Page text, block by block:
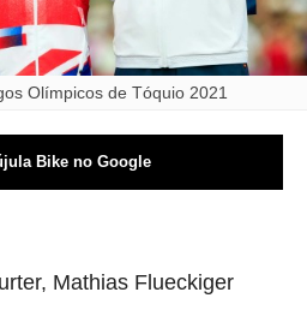
Olímpicos de Tóquio 2021
Bike no Google
Mathias Flueckiger